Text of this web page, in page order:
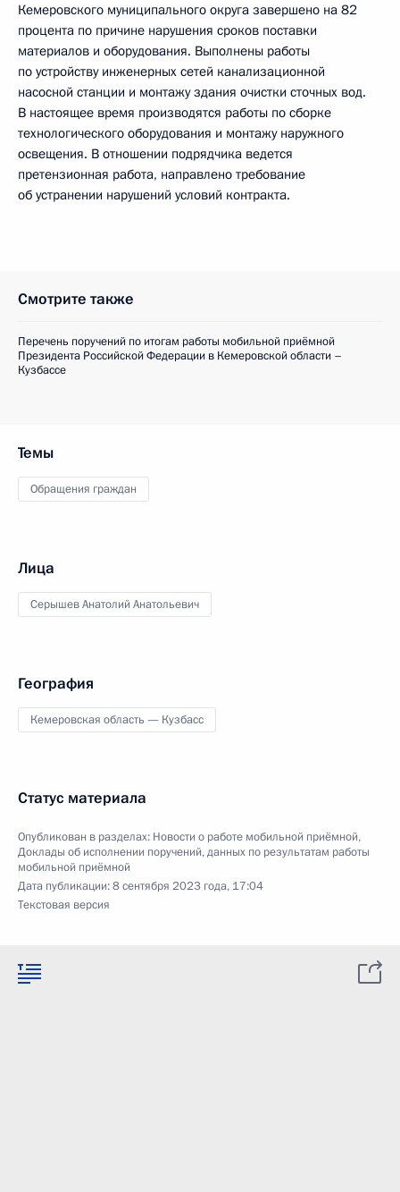
Кемеровского муниципального округа завершено на 82
процента по причине нарушения сроков поставки
материалов и оборудования. Выполнены работы
по устройству инженерных сетей канализационной
насосной станции и монтажу здания очистки сточных вод.
В настоящее время производятся работы по сборке
технологического оборудования и монтажу наружного
освещения. В отношении подрядчика ведется
претензионная работа, направлено требование
об устранении нарушений условий контракта.
Смотрите также
Перечень поручений по итогам работы мобильной приёмной
Президента Российской Федерации в Кемеровской области –
Кузбассе
Темы
Обращения граждан
Лица
Серышев Анатолий Анатольевич
География
Кемеровская область — Кузбасс
Статус материала
Опубликован в разделах: Новости о работе мобильной приёмной,
Доклады об исполнении поручений, данных по результатам работы
мобильной приёмной
Дата публикации:8 сентября 2023 года, 17:04
Текстовая версия